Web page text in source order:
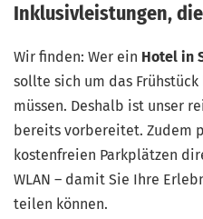
Inklusivleistungen,
Wir finden: Wer ein Hotel in
sollte sich um das
müssen. Deshalb ist unser
bereits vorbereitet. Zudem
kostenfreien Parkplätzen
WLAN – damit Sie Ihre
teilen können.